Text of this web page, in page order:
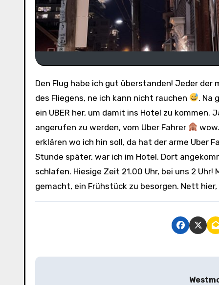
Den Flug habe ich gut überstanden! Jeder der mich kennt, weiß, ich habe immer Bammel davor, nicht, wegen
des Fliegens, ne ich kann nicht rauchen
. Na
ein UBER her, um damit ins Hotel zu kommen.
angerufen zu werden, vom Uber Fahrer
erklären wo ich hin soll, da hat der arme Uber
Stunde später, war ich im Hotel. Dort
schlafen. Hiesige Zeit 21.00 Uhr, bei uns 2
gemacht, ein Frühstück zu besorgen. Nett
B